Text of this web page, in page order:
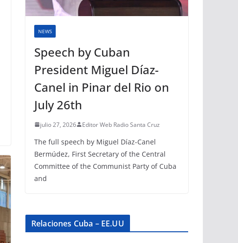
NEWS
Speech by Cuban
President Miguel Díaz-
Canel in Pinar del Rio on
July 26th
julio 27, 2026 Editor Web Radio Santa Cruz
The full speech by Miguel Díaz-Canel
Bermúdez, First Secretary of the Central
Committee of the Communist Party of Cuba
and
Relaciones Cuba – EE.UU